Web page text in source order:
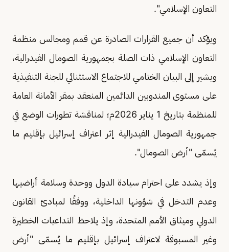
التعاون الإسلامي".
ويؤكد أن جميع القرارات الصادرة عن قمم ومجالس منظمة
التعاون الإسلامي ذات الصلة بجمهورية الصومال الفيدرالية،
ويشير إلى البيان الختامي للاجتماع الاستثنائي للجنة التنفيذية
على مستوى المندوبين الدائمين المنعقد بمقر الأمانة العامة
للمنظمة بتاريخ 1 يناير 2026م؛ لمناقشة تطورات الوضع في
جمهورية الصومال الفيدرالية إثر اعتراف إسرائيل بإقليم ما
يُسمّى "أرض الصومال".
وإذ يشدد على احترام سيادة الدول ووحدة وسلامة أراضيها
وعدم التدخل في شؤونها الداخلية، ووفقًا لمبادئ القانون
الدولي وميثاق الأمم المتحدة، وإذ يلاحظ التداعيات الخطيرة
وغير المسبوقة لاعتراف إسرائيل بإقليم ما يُسمّى "أرض